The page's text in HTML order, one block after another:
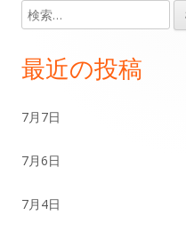
メ
イ
サ
イ
ド
検
索:
最近の投稿
7月7日
7月6日
7月4日